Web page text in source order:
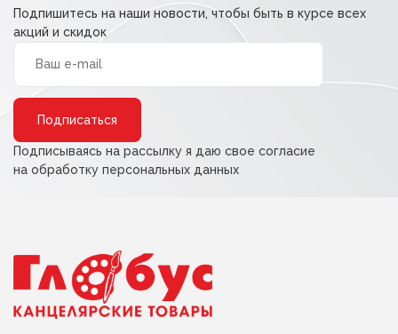
Подпишитесь на наши новости, чтобы быть в курсе всех
акций и скидок
Подписываясь на рассылку я даю свое согласие
на обработку персональных данных